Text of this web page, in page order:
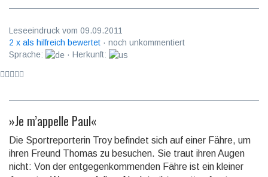
Leseeindruck vom 09.09.2011
2 x als hilfreich bewertet · noch unkommentiert
Sprache:
· Herkunft:
»Je m’appelle Paul«
Die Sportreporterin Troy befindet sich auf einer Fähre, um
ihren Freund Thomas zu besuchen. Sie traut ihren Augen
nicht: Von der entgegenkommenden Fähre ist ein kleiner